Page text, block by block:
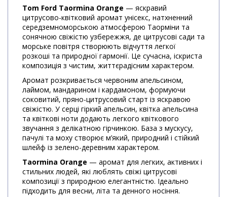
Tom Ford Taormina Orange — яскравий
цитрусово-квітковий аромат унісекс, натхненний
середземноморською атмосферою Таорміни та
сонячною свіжістю узбережжя, де цитрусові сади та
морське повітря створюють відчуття легкої
розкоші та природної гармонії. Це сучасна, іскриста
композиція з чистим, життєрадісним характером.
Аромат розкривається червоним апельсином,
лаймом, мандарином і кардамоном, формуючи
соковитий, пряно-цитрусовий старт із яскравою
свіжістю. У серці гіркий апельсин, квітка апельсина
та квіткові ноти додають легкого квіткового
звучання з делікатною гірчинкою. База з мускусу,
пачулі та моху створює м’який, природний і стійкий
шлейф із зелено-деревним характером.
Taormina Orange — аромат для легких, активних і
стильних людей, які люблять свіжі цитрусові
композиції з природною елегантністю. Ідеально
підходить для весни, літа та денного носіння.